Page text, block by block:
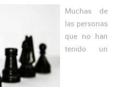
Muchas de
las personas
que no han
tenido un